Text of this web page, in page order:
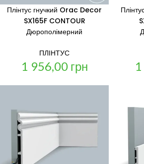
Плінтус гнучкий Orac Decor
SX165F CONTOUR
Дюрополімерний
ПЛІНТУС
1 956,00 грн